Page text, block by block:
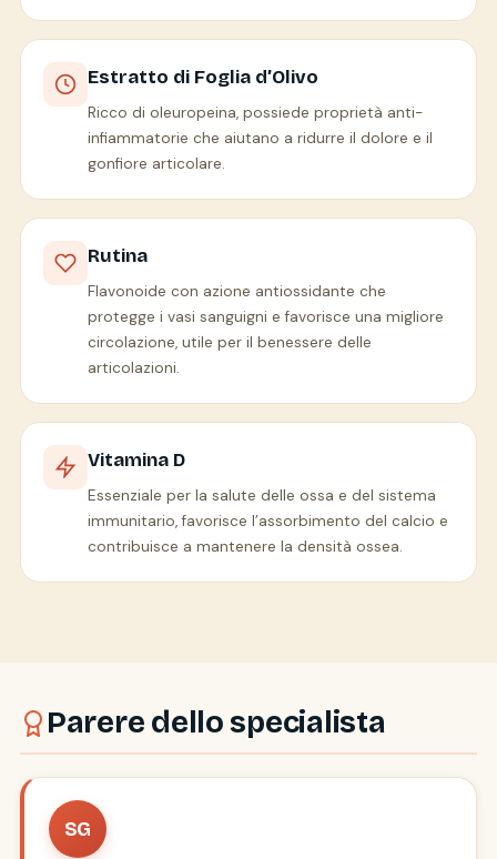
Estratto di Foglia d’Olivo
Ricco di oleuropeina, possiede proprietà anti-
infiammatorie che aiutano a ridurre il dolore e il
gonfiore articolare.
Rutina
Flavonoide con azione antiossidante che
protegge i vasi sanguigni e favorisce una migliore
circolazione, utile per il benessere delle
articolazioni.
Vitamina D
Essenziale per la salute delle ossa e del sistema
immunitario, favorisce l’assorbimento del calcio e
contribuisce a mantenere la densità ossea.
Parere dello specialista
SG